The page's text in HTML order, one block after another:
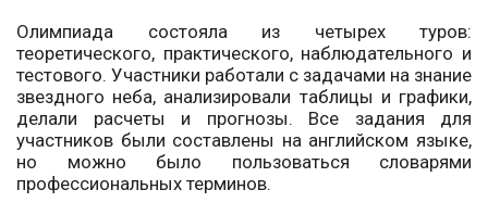
Олимпиада состояла из четырех туров:
теоретического, практического, наблюдательного и
тестового. Участники работали с задачами на знание
звездного неба, анализировали таблицы и графики,
делали расчеты и прогнозы. Все задания для
участников были составлены на английском языке,
но можно было пользоваться словарями
профессиональных терминов.